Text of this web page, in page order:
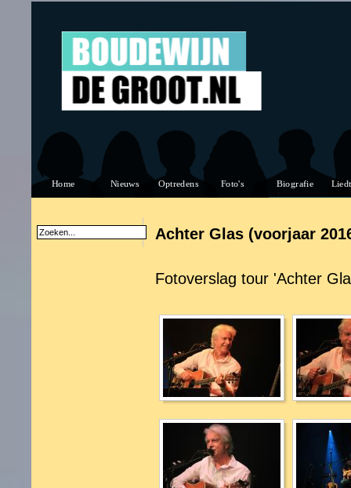
Achter Glas (voorjaar
Fotoverslag tour 'Achter